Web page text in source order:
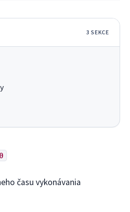
3 SEKCE
času vykonávania